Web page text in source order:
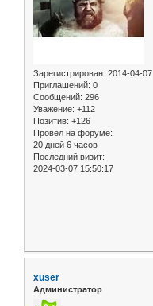
Зарегистрирован: 2014-04-07
Приглашений: 0
Сообщений: 296
Уважение: +112
Позитив: +126
Провел на форуме:
20 дней 6 часов
Последний визит:
2024-03-07 15:50:17
xuser
Администратор